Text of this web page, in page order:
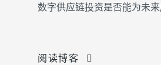
数字供应链投资是否能为未来
阅读博客